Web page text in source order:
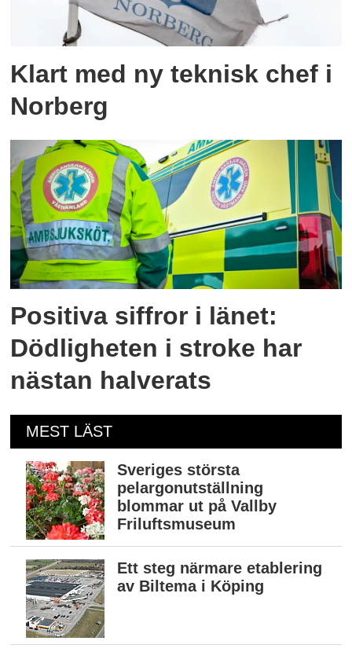
Klart med ny teknisk chef i
Norberg
Positiva siffror i länet:
Dödligheten i stroke har
nästan halverats
MEST LÄST
Sveriges största
pelargonutställning
blommar ut på Vallby
Friluftsmuseum
Ett steg närmare etablering
av Biltema i Köping